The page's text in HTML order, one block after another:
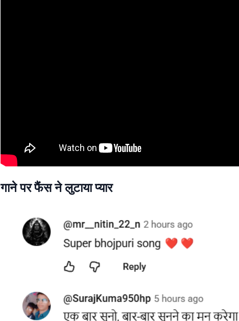
गाने पर फैंस ने लुटाया प्यार